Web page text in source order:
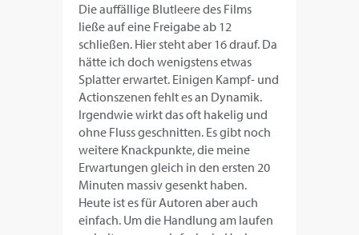
Die auffällige Blutleere des Films
ließe auf eine Freigabe ab 12
schließen. Hier steht aber 16 drauf. Da
hätte ich doch wenigstens etwas
Splatter erwartet. Einigen Kampf- und
Actionszenen fehlt es an Dynamik.
Irgendwie wirkt das oft hakelig und
ohne Fluss geschnitten. Es gibt noch
weitere Knackpunkte, die meine
Erwartungen gleich in den ersten 20
Minuten massiv gesenkt haben.
Heute ist es für Autoren aber auch
einfach. Um die Handlung am laufen